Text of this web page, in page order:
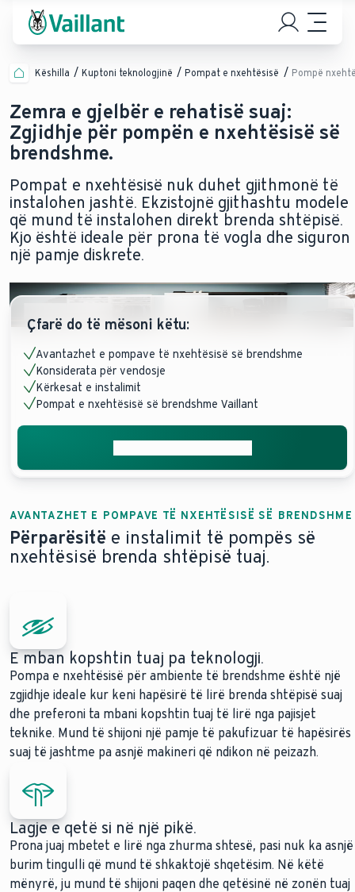
Këshilla Kuptoni teknologjinë Pompat e nxehtësisë Pompë
Zemra e gjelbër e rehatisë suaj:
Zgjidhje për pompën e nxehtësisë së
brendshme.
Pompat e nxehtësisë nuk duhet gjithmonë të
instalohen jashtë. Ekzistojnë gjithashtu modele
që mund të instalohen direkt brenda shtëpisë.
Kjo është ideale për prona të vogla dhe siguron
një pamje diskrete.
Çfarë do të mësoni këtu:
Avantazhet e pompave të nxehtësisë së brendshme
Konsiderata për vendosje
Kërkesat e instalimit
Pompat e nxehtësisë së brendshme Vaillant
AVANTAZHET E POMPAVE TË NXEHTËSISË SË BRENDSHME
Përparësitë e instalimit të pompës së
nxehtësisë brenda shtëpisë tuaj.
E mban kopshtin tuaj pa teknologji.
Pompa e nxehtësisë për ambiente të brendshme është një
zgjidhje ideale kur keni hapësirë të lirë brenda shtëpisë suaj
dhe preferoni ta mbani kopshtin tuaj të lirë nga pajisjet
teknike. Mund të shijoni një pamje të pakufizuar të hapësirës
suaj të jashtme pa asnjë makineri që ndikon në peizazh.
Lagje e qetë si në një pikë.
Prona juaj mbetet e lirë nga zhurma shtesë, pasi nuk ka asnjë
burim tingulli që mund të shkaktojë shqetësim. Në këtë
mënyrë, ju mund të shijoni paqen dhe qetësinë në zonën tuaj